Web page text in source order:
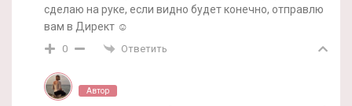
сделаю на руке, если видно будет конечно, отправлю
вам в Директ ☺️
0 Ответить
Автор